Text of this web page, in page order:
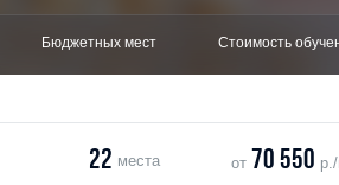
Бюджетных мест Стоимость
22 места от 70 550